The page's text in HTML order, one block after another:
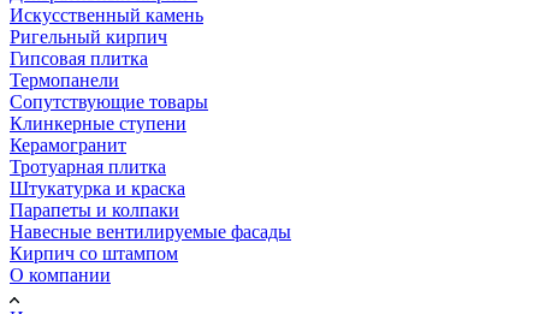
Искусственный камень
Ригельный кирпич
Гипсовая плитка
Термопанели
Сопутствующие товары
Клинкерные ступени
Керамогранит
Тротуарная плитка
Штукатурка и краска
Парапеты и колпаки
Навесные вентилируемые фасады
Кирпич со штампом
О компании